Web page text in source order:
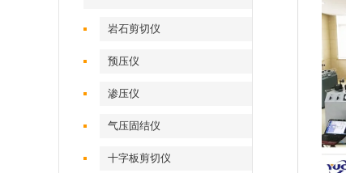
岩石剪切仪
预压仪
渗压仪
气压固结仪
十字板剪切仪